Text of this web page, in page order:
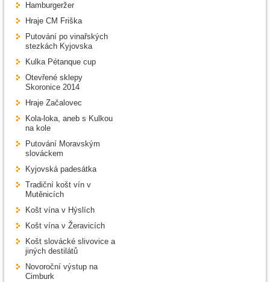
Hamburgeržer
Hraje CM Friška
Putování po vinařských
stezkách Kyjovska
Kulka Pétanque cup
Otevřené sklepy
Skoronice 2014
Hraje Začalovec
Kola-loka, aneb s Kulkou
na kole
Putování Moravským
slováckem
Kyjovská padesátka
Tradiční košt vín v
Mutěnicích
Košt vína v Hýslích
Košt vína v Žeravicích
Košt slovácké slivovice a
jiných destilátů
Novoroční výstup na
Cimburk